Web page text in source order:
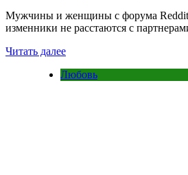
Мужчины и женщины с форума Reddit
изменники не расстаются с
Читать далее
Любовь